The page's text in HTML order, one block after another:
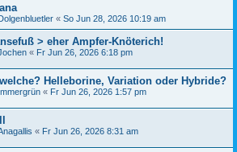
« So Jun 28, 2026 10:19 am
> eher Ampfer-Knöterich!
« Fr Jun 26, 2026 6:18 pm
Helleborine, Variation oder Hybride?
« Fr Jun 26, 2026 1:57 pm
« Fr Jun 26, 2026 8:31 am